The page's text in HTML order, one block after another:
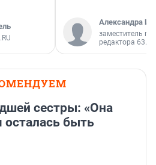
Александра
заместитель
редактора 63.RU
сестры: «Она
осталась быть